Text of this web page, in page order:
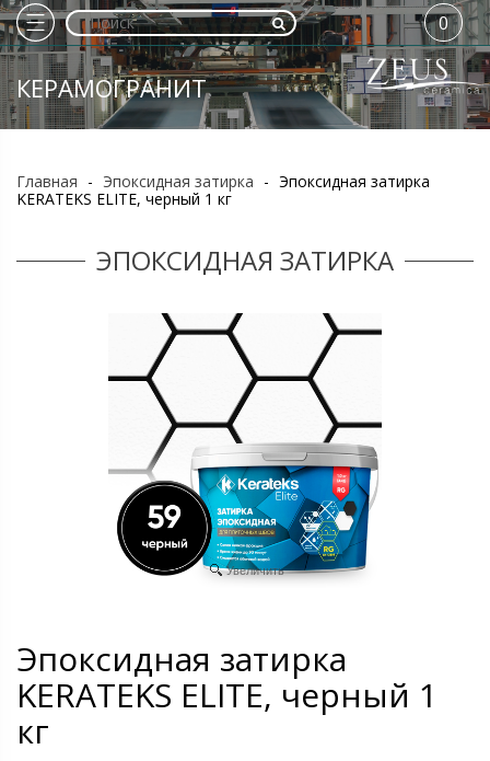
КЕРАМОГРАНИТ
0
Главная - Эпоксидная затирка - Эпоксидная затирка
KERATEKS ELITE, черный 1 кг
ЭПОКСИДНАЯ ЗАТИРКА
Увеличить
Эпоксидная затирка
KERATEKS ELITE, черный 1
кг